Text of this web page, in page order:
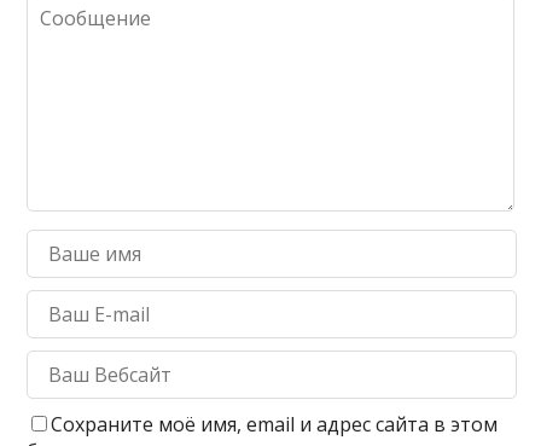
Сохраните моё имя, email и адрес сайта в этом